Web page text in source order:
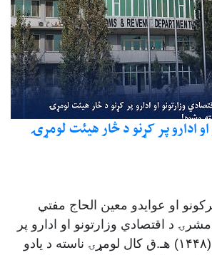
او ادارو پر کړنو د څار هیئت لومړۍ
او عوایدو معین الحاج مفتي
د اقتصادي وزارتونو او ادارو پر
کړنو د څار هیئت د (۱۴۴۸) هـ.ق کال لومړۍ ناسته د یادو